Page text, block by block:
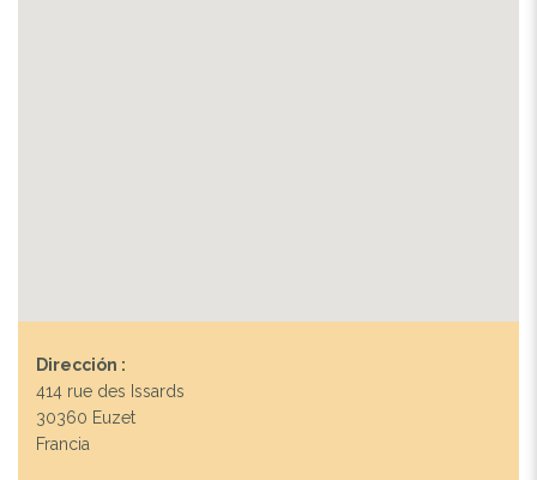
Dirección :
414 rue des Issards
30360 Euzet
Francia